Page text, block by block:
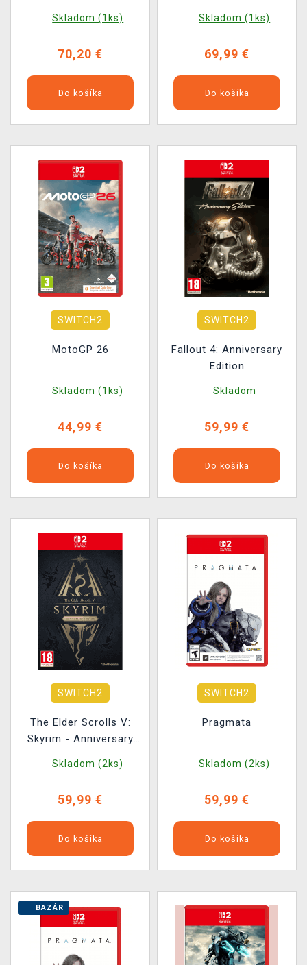
Skladom (1ks)
70,20 €
Do košíka
Skladom (1ks)
69,99 €
Do košíka
SWITCH2
MotoGP 26
Skladom (1ks)
44,99 €
Do košíka
SWITCH2
Fallout 4: Anniversary
Edition
Skladom
59,99 €
Do košíka
SWITCH2
The Elder Scrolls V:
Skyrim - Anniversary
Skladom (2ks)
59,99 €
Do košíka
SWITCH2
Pragmata
Skladom (2ks)
59,99 €
Do košíka
BAZÁR